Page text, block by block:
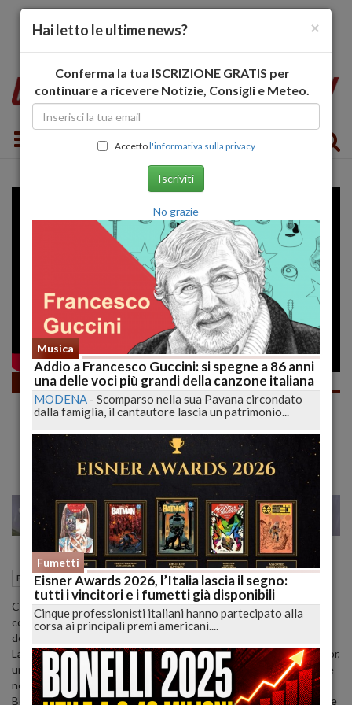
Toggle navigation
Fumetti
Bello, ma TROPPO ORIZZONTALE questo
SAMUEL STERN? | Merenda a Fumetti [No
Spoiler] | lucadeejay
MILANO 28 29
Fumetti L'Aquila (AQ) 07 Marzo 2022 12:00
Cari Lettori vero è che siamo tutti in hype per l'incontro (scontro)
con Dylan Dog, ma London Calling non è solo quello e sarebbe
decisamente poco intelligente affermarlo.
La storia della triade sterniana rispetta il più classico schema horror,
un'allegra gita fuori, scherzi e confidenze e poi l'orrore più oscuro e
nero celato là dove mai volgeresti lo sguardo.
Belle le interazioni fra Samuel e Duncan, bella la scoperta londinese
×
Hai letto le ultime news?
Conferma la tua ISCRIZIONE GRATIS per
continuare a ricevere Notizie, Consigli e Meteo.
Accettol'informativa sulla privacy
Iscriviti
No grazie
Musica
Addio a Francesco Guccini: si spegne a 86 anni
una delle voci più grandi della canzone italiana
MODENA - Scomparso nella sua Pavana circondato
dalla famiglia, il cantautore lascia un patrimonio...
Fumetti
Eisner Awards 2026, l’Italia lascia il segno:
tutti i vincitori e i fumetti già disponibili
Cinque professionisti italiani hanno partecipato alla
corsa ai principali premi americani....